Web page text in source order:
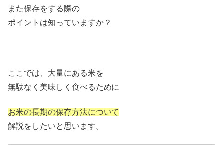
また保存をする際の
ポイントは知っていますか？
ここでは、大量にある米を
無駄なく美味しく食べるために
お米の長期の保存方法について
解説をしたいと思います。